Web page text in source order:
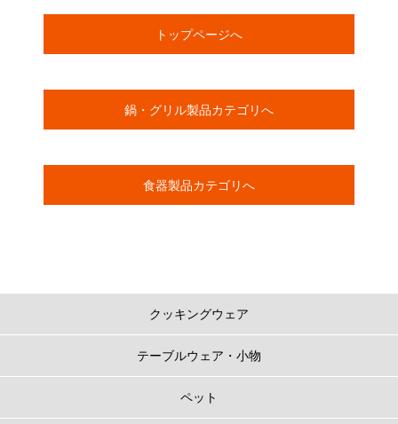
トップページへ
鍋・グリル製品カテゴリへ
食器製品カテゴリへ
クッキングウェア
テーブルウェア・小物
ペット